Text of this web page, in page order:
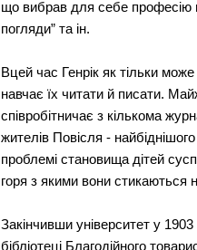
що вибрав для себе професію
погляди” та ін.
Вцей час Генрік як тільки
навчає їх читати й писати.
співробітничає з кількома
жителів Повісля -
проблемі становища дітей
горя з якими вони стикаються
Закінчивши університет у
бібліотеці Благодійного